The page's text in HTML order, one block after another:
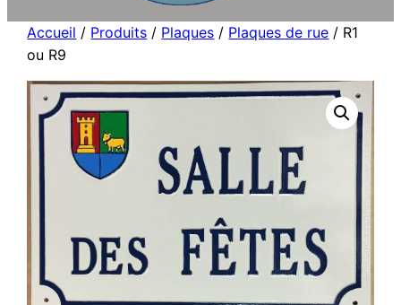
Accueil / Produits / Plaques / Plaques de rue / R1
ou R9